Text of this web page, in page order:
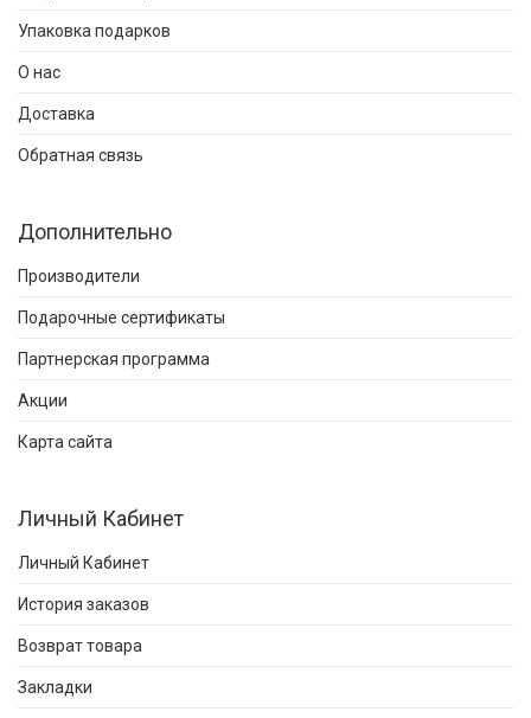
Упаковка подарков
О нас
Доставка
Обратная связь
Дополнительно
Производители
Подарочные сертификаты
Партнерская программа
Акции
Карта сайта
Личный Кабинет
Личный Кабинет
История заказов
Возврат товара
Закладки